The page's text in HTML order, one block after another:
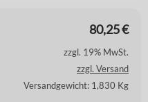
80,25€
zzgl. 19% MwSt.
zzgl. Versand
Versandgewicht: 1,830 Kg